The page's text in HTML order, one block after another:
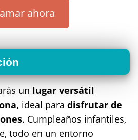
ahora
un lugar versátil
ideal para disfrutar de
. Cumpleaños infantiles,
todo en un entorno